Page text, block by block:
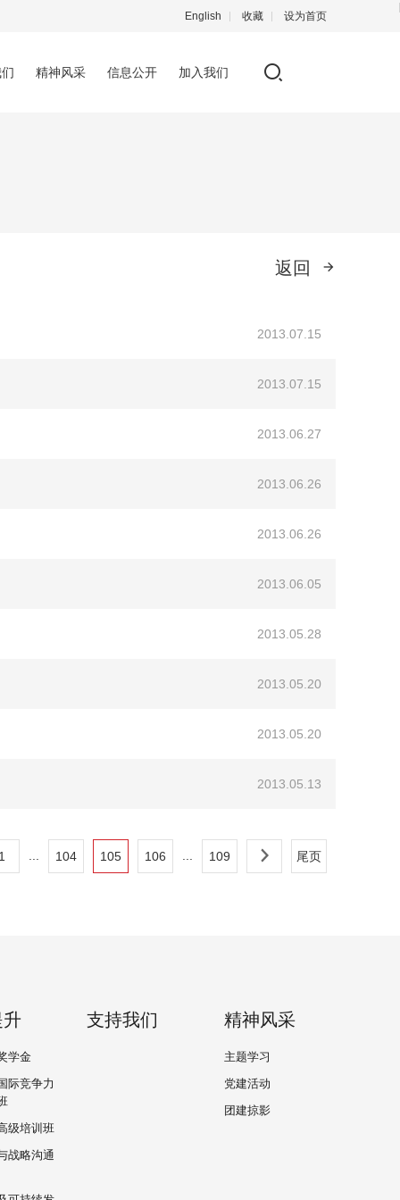
English 收藏 设为首页
精神风采 信息公开 加入我们
返回
2013.07.15
2013.07.15
2013.06.27
2013.06.26
2013.06.26
2013.06.05
2013.05.28
2013.05.20
2013.05.20
2013.05.13
1 104 105 106 109 尾页
学金
际竞争力
级培训班
战略沟通
支持我们 精神风采
主题学习
党建活动
团建掠影